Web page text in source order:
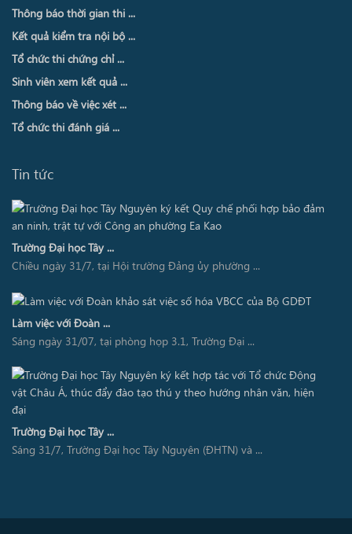
Thông báo thời gian thi ...
Kết quả kiểm tra nội bộ ...
Tổ chức thi chứng chỉ ...
Sinh viên xem kết quả ...
Thông báo về việc xét ...
Tổ chức thi đánh giá ...
Tin tức
Trường Đại học Tây ...
Chiều ngày 31/7, tại Hội trường Đảng ủy phường ...
Làm việc với Đoàn ...
Sáng ngày 31/07, tại phòng họp 3.1, Trường Đại ...
Trường Đại học Tây ...
Sáng 31/7, Trường Đại học Tây Nguyên (ĐHTN) và ...